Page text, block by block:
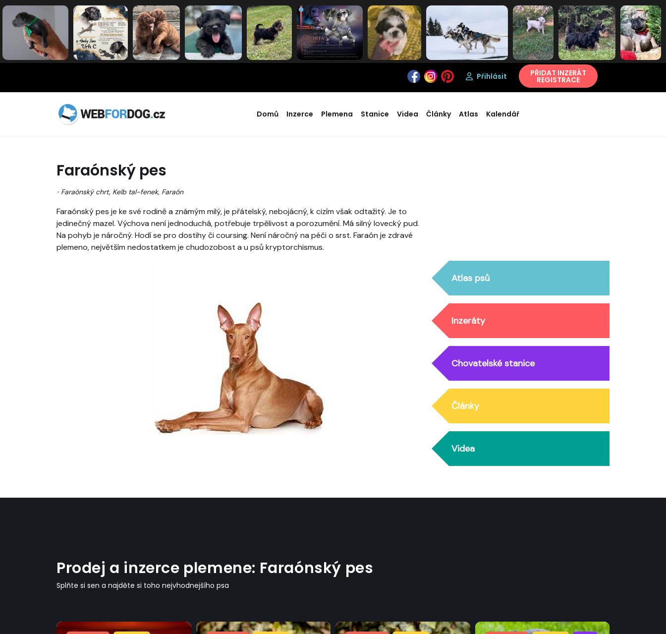
Přihlásit PŘIDAT INZERÁT
REGISTRACE
Domů Inzerce Plemena Stanice Videa Články Atlas Kalendář
Faraónský pes
• Faraónský chrt, Kelb tal-fenek, Faraón
Faraónský pes je ke své rodině a známým milý, je přátelský, nebojácný, k cizím však odtažitý. Je to
jedinečný mazel. Výchova není jednoduchá, potřebuje trpělivost a porozumění. Má silný lovecký pud.
Na pohyb je náročný. Hodí se pro dostihy či coursing. Není náročný na péči o srst. Faraón je zdravé
plemeno, největším nedostatkem je chudozobost a u psů kryptorchismus.
Atlas psů
Inzeráty
Chovatelské stanice
Články
Videa
Prodej a inzerce plemene: Faraónský pes
Splňte si sen a najděte si toho nejvhodnejšího psa